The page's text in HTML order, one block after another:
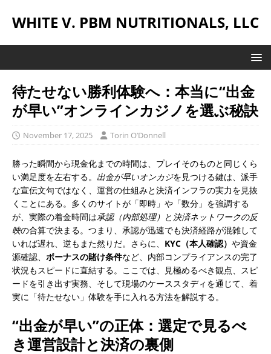
WHITE V. PBM NUTRITIONALS, LLC
待たせない勝利体験へ：本当に“出金
が早い”オンラインカジノを選ぶ秘訣
November 17, 2025 Torin O’Donnell
勝った瞬間から現金化までの時間は、プレイそのものと同じくら
い満足度を左右する。 出金が早いオンカジを見つける鍵は、派手
な宣伝文句ではなく、運営の仕組みと決済インフラの実力を見抜
くことにある。多くのサイトが「即時」や「数分」を強調する
が、実際の着金時間は承認（内部処理） と 決済ネットワークの反
映の合算で決まる。つまり、承認が迅速でも決済経路が混雑して
いれば遅れ、逆もまた然りだ。さらに、 KYC（本人確認） や資金
源確認、 ボーナスの賭け条件など、内部コンプライアンスの完了
状況もスピードに直結する。ここでは、見極めるべき観点、スピ
ードを引き出す実務、そして現場のケーススタディを通じて、着
実に「待たせない」体験を手に入れる方法を解説する。
“出金が早い”の正体：選定で見るべ
き運営設計と決済の裏側